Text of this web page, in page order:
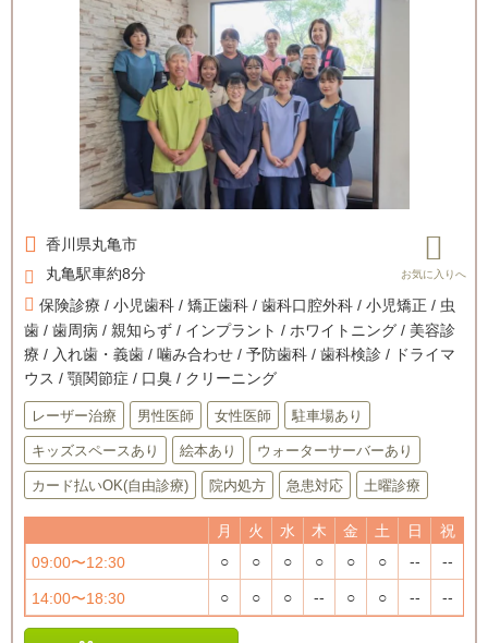
香川県丸亀市
丸亀駅車約8分
保険診療 / 小児歯科 / 矯正歯科 / 歯科口腔外科 / 小児矯正 / 虫
歯 / 歯周病 / 親知らず / インプラント / ホワイトニング / 美容診
療 / 入れ歯・義歯 / 噛み合わせ / 予防歯科 / 歯科検診 / ドライマ
ウス / 顎関節症 / 口臭 / クリーニング
レーザー治療 男性医師 女性医師 駐車場あり
キッズスペースあり 絵本あり ウォーターサーバーあり
カード払いOK(自由診療) 院内処方 急患対応 土曜診療
月 火 水 木 金 土 日
祝
09:00〜12:30
○ ○ ○ ○ ○ ○ -- --
14:00〜18:30 ○ ○ ○ -- ○ ○ -- --